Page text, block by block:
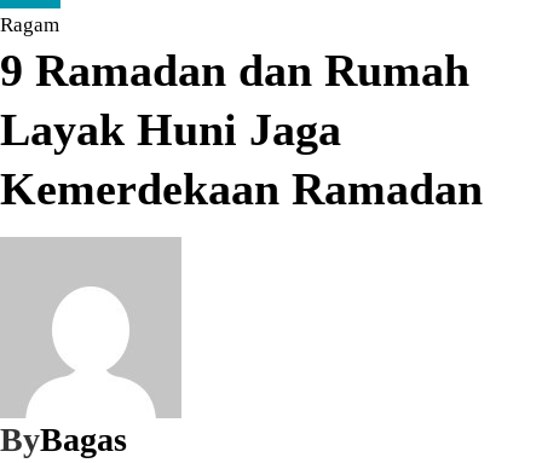
Ragam
9 Ramadan dan Rumah
Layak Huni Jaga
Kemerdekaan Ramadan
ByBagas